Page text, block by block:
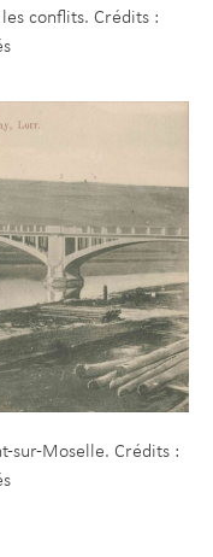
conflits. Crédits :
sur-Moselle. Crédits :